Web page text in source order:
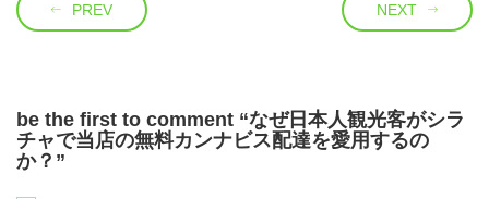
PREV NEXT
be the first to comment “なぜ日本人観光客がシラ
チャで当店の無料カンナビス配達を愛用するの
か？”